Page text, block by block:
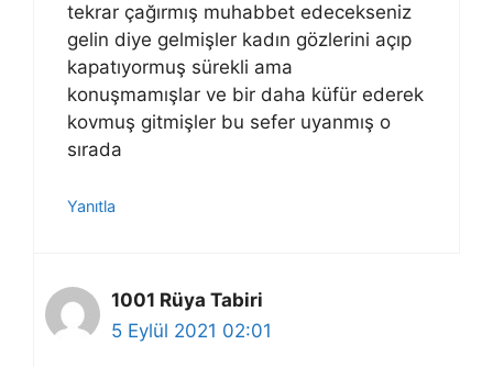
tekrar çağırmış muhabbet edecekseniz
gelin diye gelmişler kadın gözlerini açıp
kapatıyormuş sürekli ama
konuşmamışlar ve bir daha küfür ederek
kovmuş gitmişler bu sefer uyanmış o
sırada
Yanıtla
1001 Rüya Tabiri
5 Eylül 2021 02:01